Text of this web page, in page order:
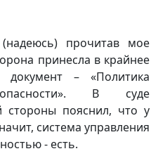
прочитав мое
принесла в крайнее
документ – «Политика
В суде
стороны пояснил, что у
система управления
- есть.